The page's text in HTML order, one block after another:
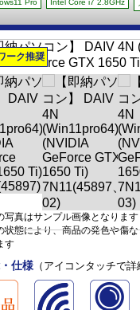
Pro Intel Core i7 2.8GHz
ーク推奨
真はサンプル画像となります
態により、商品の発色や傷
す
仕様 （アイコンタッチで詳